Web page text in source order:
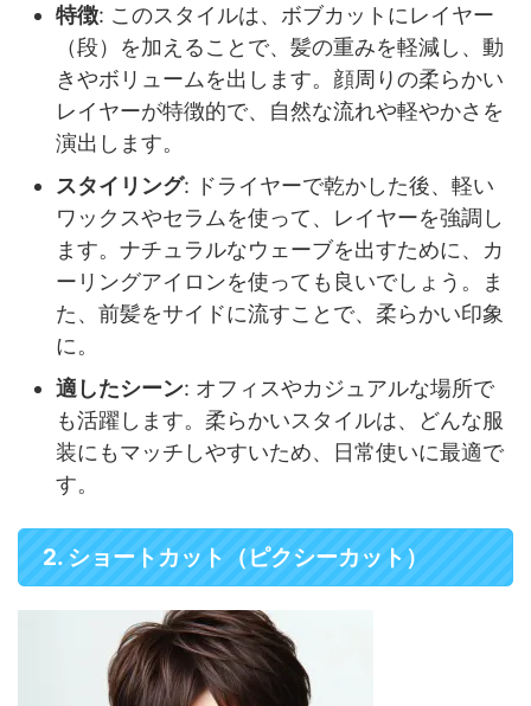
特徴: このスタイルは、ボブカットにレイヤー
（段）を加えることで、髪の重みを軽減し、動
きやボリュームを出します。顔周りの柔らかい
レイヤーが特徴的で、自然な流れや軽やかさを
演出します。
スタイリング: ドライヤーで乾かした後、軽い
ワックスやセラムを使って、レイヤーを強調し
ます。ナチュラルなウェーブを出すために、カ
ーリングアイロンを使っても良いでしょう。ま
た、前髪をサイドに流すことで、柔らかい印象
に。
適したシーン: オフィスやカジュアルな場所で
も活躍します。柔らかいスタイルは、どんな服
装にもマッチしやすいため、日常使いに最適で
す。
2. ショートカット（ピクシーカット）